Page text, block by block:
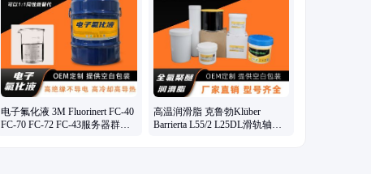
电子氟化液 3M Fluorinert FC-40
FC-70 FC-72 FC-43服务器群浸
高温润滑脂 克鲁勃Klüber
Barrierta L55/2 L25DL滑轨轴承